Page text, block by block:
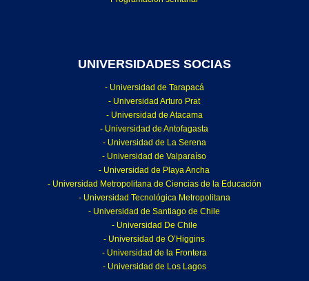
UNIVERSIDADES SOCIAS
- Universidad de Tarapacá
- Universidad Arturo Prat
- Universidad de Atacama
- Universidad de Antofagasta
- Universidad de La Serena
- Universidad de Valparaíso
- Universidad de Playa Ancha
- Universidad Metropolitana de Ciencias de la Educación
- Universidad Tecnológica Metropolitana
- Universidad de Santiago de Chile
- Universidad De Chile
- Universidad de O’Higgins
- Universidad de la Frontera
- Universidad de Los Lagos